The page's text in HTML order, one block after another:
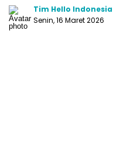
Tim Hello Indonesia
Senin, 16 Maret 2026